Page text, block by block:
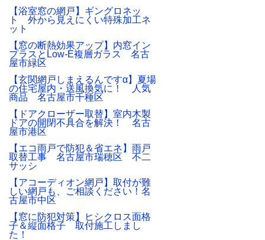
【浴室窓の網戸】ギングロネッ
ト 外から見えにくい特殊加工ネ
ット
【窓の断熱効果アップ】内窓イン
プラスとLow-E複層ガラス 名古
屋市緑区
【玄関網戸しまえるんですα】夏場
の住宅屋内・送風換気に！ 人気
商品 名古屋市千種区
【ドアクローザー取替】室内木製
ドアの開閉不具合を解決！ 名古
屋市港区
【エコ雨戸で防犯＆省エネ】雨戸
取替工事 名古屋市瑞穂区 不二
サッシ
【アコーディオン網戸】取付が難
しい網戸も、ご相談ください！名
古屋市中区
【窓に防犯対策】ヒシクロス面格
子＆縦面格子 取付施工しまし
た！